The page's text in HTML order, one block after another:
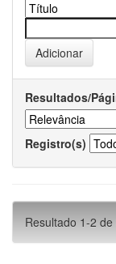
Resultados/
Registro(s)
Resultado 1-2 de